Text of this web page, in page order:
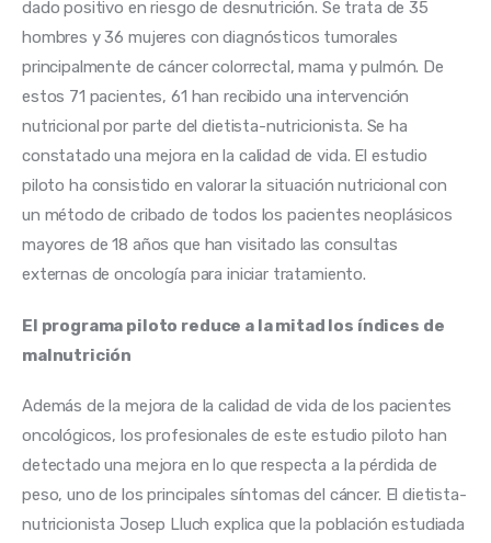
dado positivo en riesgo de desnutrición. Se trata de 35
hombres y 36 mujeres con diagnósticos tumorales
principalmente de cáncer colorrectal, mama y pulmón. De
estos 71 pacientes, 61 han recibido una intervención
nutricional por parte del dietista-nutricionista. Se ha
constatado una mejora en la calidad de vida. El estudio
piloto ha consistido en valorar la situación nutricional con
un método de cribado de todos los pacientes neoplásicos
mayores de 18 años que han visitado las consultas
externas de oncología para iniciar tratamiento.
El programa piloto reduce a la mitad los índices de
malnutrición
Además de la mejora de la calidad de vida de los pacientes
oncológicos, los profesionales de este estudio piloto han
detectado una mejora en lo que respecta a la pérdida de
peso, uno de los principales síntomas del cáncer. El dietista-
nutricionista Josep Lluch explica que la población estudiada